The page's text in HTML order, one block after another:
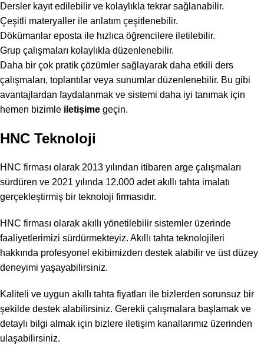
Dersler kayıt edilebilir ve kolaylıkla tekrar sağlanabilir.
Çeşitli materyaller ile anlatım çeşitlenebilir.
Dökümanlar eposta ile hızlıca öğrencilere iletilebilir.
Grup çalışmaları kolaylıkla düzenlenebilir.
Daha bir çok pratik çözümler sağlayarak daha etkili ders
çalışmaları, toplantılar veya sunumlar düzenlenebilir. Bu gibi
avantajlardan faydalanmak ve sistemi daha iyi tanımak için
hemen bizimle iletişime geçin.
HNC Teknoloji
HNC firması olarak 2013 yılından itibaren arge çalışmaları
sürdüren ve 2021 yılında 12.000 adet akıllı tahta imalatı
gerçekleştirmiş bir teknoloji firmasıdır.
HNC firması olarak akıllı yönetilebilir sistemler üzerinde
faaliyetlerimizi sürdürmekteyiz. Akıllı tahta teknolojileri
hakkında profesyonel ekibimizden destek alabilir ve üst düzey
deneyimi yaşayabilirsiniz.
Kaliteli ve uygun akıllı tahta fiyatları ile bizlerden sorunsuz bir
şekilde destek alabilirsiniz. Gerekli çalışmalara başlamak ve
detaylı bilgi almak için bizlere iletişim kanallarımız üzerinden
ulaşabilirsiniz.